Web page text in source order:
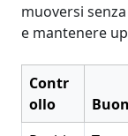
muoversi
e mantenere
Contr
ollo